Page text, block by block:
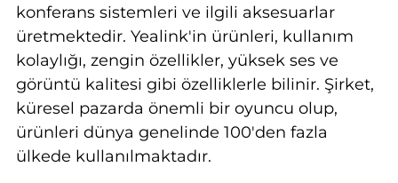
konferans sistemleri ve ilgili aksesuarlar
üretmektedir. Yealink'in ürünleri, kullanım
kolaylığı, zengin özellikler, yüksek ses ve
görüntü kalitesi gibi özelliklerle bilinir. Şirket,
küresel pazarda önemli bir oyuncu olup,
ürünleri dünya genelinde 100'den fazla
ülkede kullanılmaktadır.